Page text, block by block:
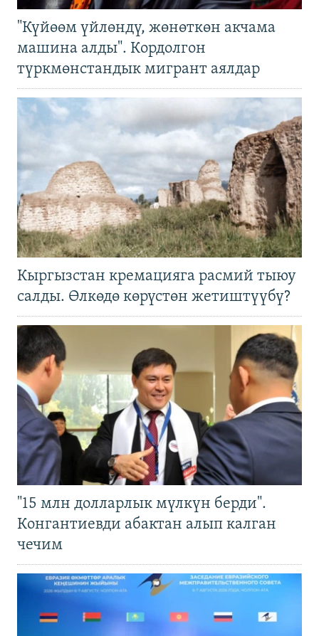
"Күйөөм үйлөндү, жөнөткөн акчама
машина алды". Кордолгон
түркмөнстандык мигрант аялдар
Кыргызстан кремацияга расмий тыюу
салды. Өлкөдө көрүстөн жетиштүүбү?
"15 млн долларлык мүлкүн берди".
Конгантиевди абактан алып калган
чечим